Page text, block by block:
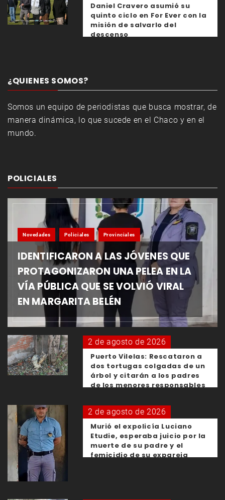
Daniel Cravero asumió su
quinto ciclo en For Ever con la
misión de salvarlo del
descenso
¿QUIENES SOMOS?
Somos un equipo de periodistas que busca mostrar, de
manera dinámica, lo que sucede en el Chaco y en el
mundo.
POLICIALES
Novedades Policiales Provinciales
IDENTIFICARON A LAS JÓVENES QUE
PROTAGONIZARON UNA PELEA EN LA
VÍA PÚBLICA QUE SE VOLVIÓ VIRAL
EN MARGARITA BELÉN
2 de agosto de 2026
Puerto Vilelas: Rescataron a
dos tortugas colgadas de un
árbol y citarán a los padres
de los menores responsables
2 de agosto de 2026
Murió el expolicía Luciano
Etudie, esperaba juicio por la
muerte de su padre y el
femicidio de su expareja